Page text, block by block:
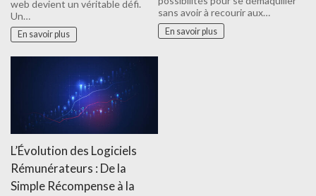
web devient un véritable défi.
Un…
En savoir plus
sans avoir à recourir aux…
En savoir plus
L’Évolution des Logiciels
Rémunérateurs : De la
Simple Récompense à la